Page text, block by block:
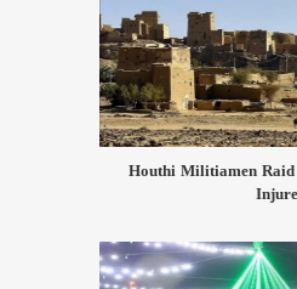
Houthi Militiamen